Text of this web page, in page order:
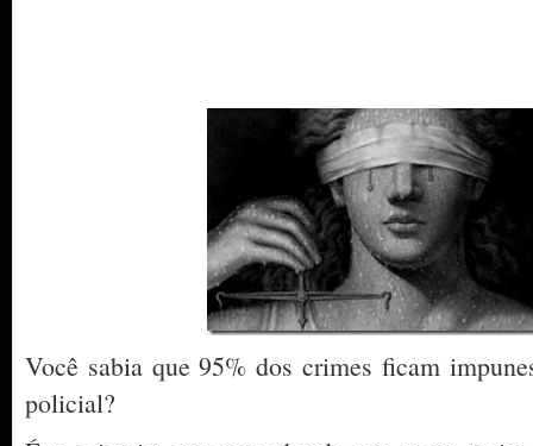
Você sabia que 95% dos crimes ficam
policial?